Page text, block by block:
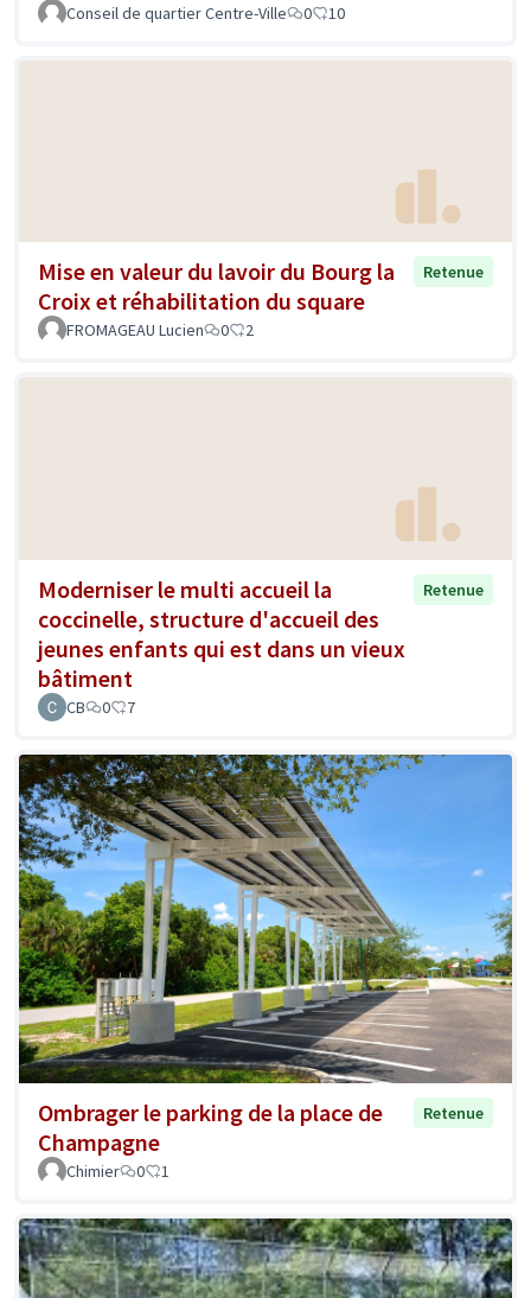
Conseil de quartier Centre-Ville 0 10
Mise en valeur du lavoir du Bourg la
Croix et réhabilitation du square
Retenue
FROMAGEAU Lucien 0 2
Moderniser le multi accueil la
coccinelle, structure d'accueil des
jeunes enfants qui est dans un vieux
bâtiment
Retenue
CB 0 7
Ombrager le parking de la place de
Champagne
Retenue
Chimier 0 1